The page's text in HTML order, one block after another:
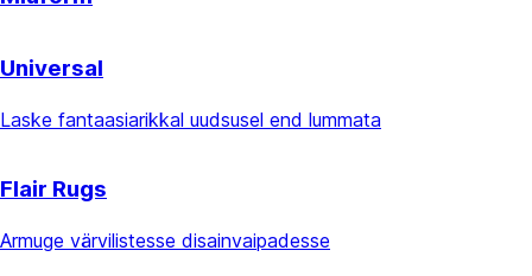
Universal
Laske fantaasiarikkal uudsusel end lummata
Flair Rugs
Armuge värvilistesse disainvaipadesse